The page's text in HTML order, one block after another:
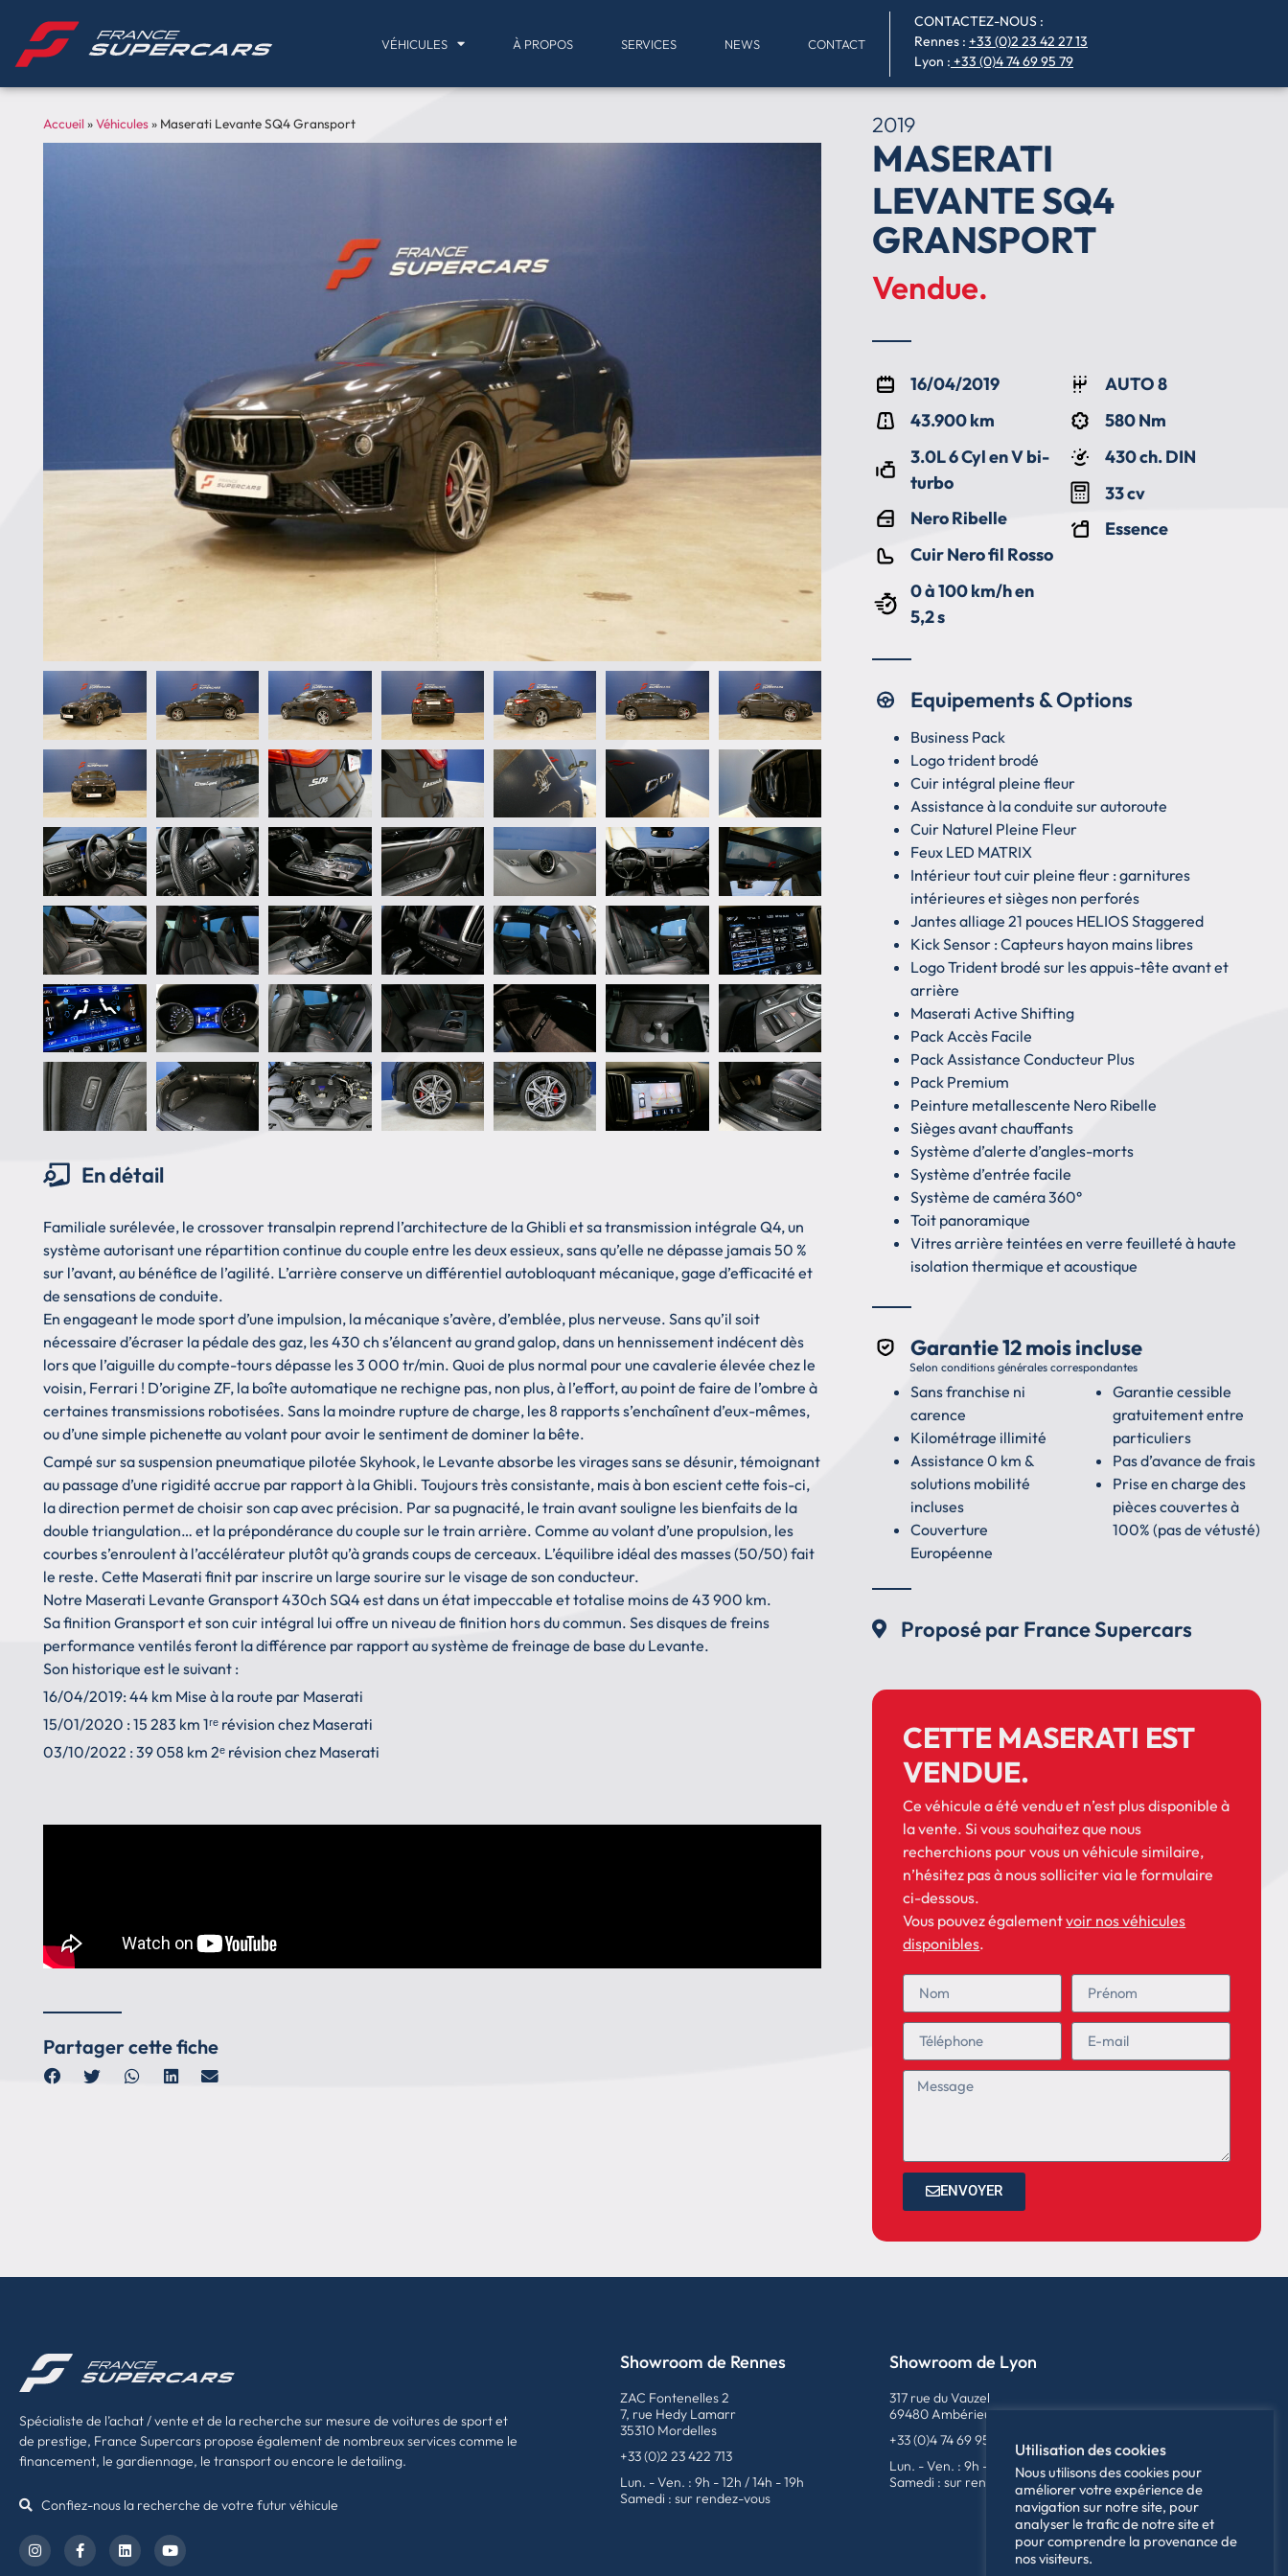
VÉHICULES À PROPOS SERVICES NEWS CONTACT
CONTACTEZ-NOUS :
Rennes : +33 (0)2 23 42 27 13
Lyon : +33 (0)4 74 69 95 79
Accueil»Véhicules» Maserati Levante SQ4 Gransport
En détail
Familiale surélevée, le crossover transalpin reprend l’architecture de la Ghibli et sa transmission intégrale Q4, un
système autorisant une répartition continue du couple entre les deux essieux, sans qu’elle ne dépasse jamais 50 %
sur l’avant, au bénéfice de l’agilité. L’arrière conserve un différentiel autobloquant mécanique, gage d’efficacité et
de sensations de conduite.
En engageant le mode sport d’une impulsion, la mécanique s’avère, d’emblée, plus nerveuse. Sans qu’il soit
nécessaire d’écraser la pédale des gaz, les 430 ch s’élancent au grand galop, dans un hennissement indécent dès
lors que l’aiguille du compte-tours dépasse les 3 000 tr/min. Quoi de plus normal pour une cavalerie élevée chez le
voisin, Ferrari ! D’origine ZF, la boîte automatique ne rechigne pas, non plus, à l’effort, au point de faire de l’ombre à
certaines transmissions robotisées. Sans la moindre rupture de charge, les 8 rapports s’enchaînent d’eux-mêmes,
ou d’une simple pichenette au volant pour avoir le sentiment de dominer la bête.
Campé sur sa suspension pneumatique pilotée Skyhook, le Levante absorbe les virages sans se désunir, témoignant
au passage d’une rigidité accrue par rapport à la Ghibli. Toujours très consistante, mais à bon escient cette fois-ci,
la direction permet de choisir son cap avec précision. Par sa pugnacité, le train avant souligne les bienfaits de la
double triangulation… et la prépondérance du couple sur le train arrière. Comme au volant d’une propulsion, les
courbes s’enroulent à l’accélérateur plutôt qu’à grands coups de cerceaux. L’équilibre idéal des masses (50/50) fait
le reste. Cette Maserati finit par inscrire un large sourire sur le visage de son conducteur.
Notre Maserati Levante Gransport 430ch SQ4 est dans un état impeccable et totalise moins de 43 900 km.
Sa finition Gransport et son cuir intégral lui offre un niveau de finition hors du commun. Ses disques de freins
performance ventilés feront la différence par rapport au système de freinage de base du Levante.
Son historique est le suivant :
16/04/2019: 44 km Mise à la route par Maserati
15/01/2020 : 15 283 km 1ʳᵉ révision chez Maserati
03/10/2022 : 39 058 km 2ᵉ révision chez Maserati
Partager cette fiche
2019
MASERATI
LEVANTE SQ4
GRANSPORT
Vendue.
16/04/2019
43.900 km
3.0L 6 Cyl en V bi-
turbo
Nero Ribelle
Cuir Nero fil Rosso
0 à 100 km/h en
5,2 s
AUTO 8
580 Nm
430 ch. DIN
33 cv
Essence
Equipements & Options
Business Pack
Logo trident brodé
Cuir intégral pleine fleur
Assistance à la conduite sur autoroute
Cuir Naturel Pleine Fleur
Feux LED MATRIX
Intérieur tout cuir pleine fleur : garnitures
intérieures et sièges non perforés
Jantes alliage 21 pouces HELIOS Staggered
Kick Sensor : Capteurs hayon mains libres
Logo Trident brodé sur les appuis-tête avant et
arrière
Maserati Active Shifting
Pack Accès Facile
Pack Assistance Conducteur Plus
Pack Premium
Peinture metallescente Nero Ribelle
Sièges avant chauffants
Système d’alerte d’angles-morts
Système d’entrée facile
Système de caméra 360°
Toit panoramique
Vitres arrière teintées en verre feuilleté à haute
isolation thermique et acoustique
Garantie 12 mois incluse
Selon conditions générales correspondantes
Sans franchise ni
carence
Kilométrage illimité
Assistance 0 km &
solutions mobilité
incluses
Couverture
Européenne
Garantie cessible
gratuitement entre
particuliers
Pas d’avance de frais
Prise en charge des
pièces couvertes à
100% (pas de vétusté)
Proposé par France Supercars
CETTE MASERATI EST
VENDUE.
Ce véhicule a été vendu et n’est plus disponible à
la vente. Si vous souhaitez que nous
recherchions pour vous un véhicule similaire,
n’hésitez pas à nous solliciter via le formulaire
ci-dessous.
Vous pouvez égalementvoir nos véhicules
disponibles.
ENVOYER
Spécialiste de l’achat / vente et de la recherche sur mesure de voitures de sport et
de prestige, France Supercars propose également de nombreux services comme le
financement, le gardiennage, le transport ou encore le detailing.
Confiez-nous la recherche de votre futur véhicule
Showroom de Rennes
ZAC Fontenelles 2
7, rue Hedy Lamarr
35310 Mordelles
+33 (0)2 23 422 713
Lun. - Ven. : 9h - 12h / 14h - 19h
Samedi : sur rendez-vous
Showroom de Lyon
317 rue du Vauzel
69480 Ambérieux
+33 (0)4 74 69 95 79
Lun. - Ven. : 9h - 12h / 14h - 18h
Samedi : sur rendez-vous
Utilisation des cookies
Nous utilisons des cookies pour
améliorer votre expérience de
navigation sur notre site, pour
analyser le trafic de notre site et
pour comprendre la provenance de
nos visiteurs.